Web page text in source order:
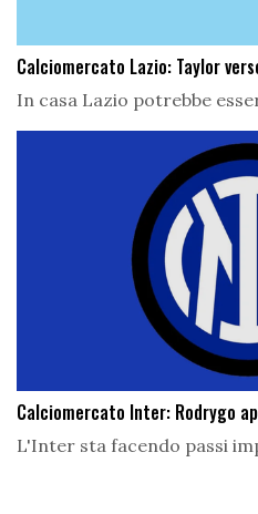
Calciomercato Lazio: Taylor
In casa Lazio potrebbe
Calciomercato Inter: Rodrygo
L'Inter sta facendo passi